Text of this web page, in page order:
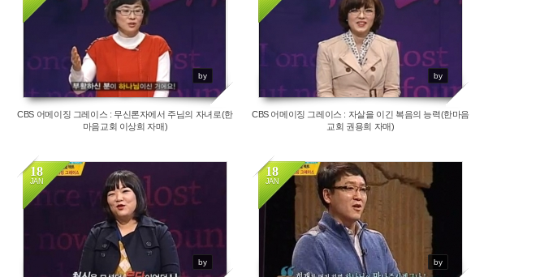
by
14917
CBS 어메이징 그레이스 : 무신론자에서 주님의 자녀로(한
마음교회 이상희 자매)
by
CBS 어메이징 그레이스 : 자살을 이긴 복음의 능력(한마음
교회 권용희 자매)
18
JAN
by
18
JAN
by
13015